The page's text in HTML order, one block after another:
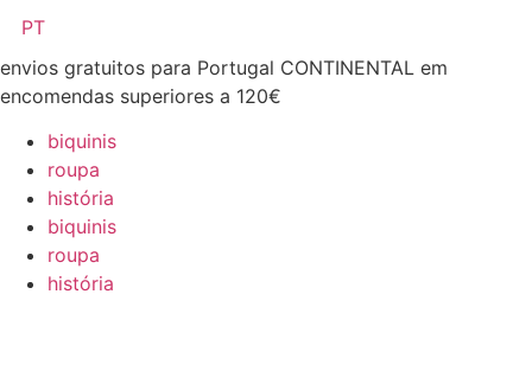
para
o
conteúdo
PT
envios gratuitos para Portugal CONTINENTAL em
encomendas superiores a 120€
biquinis
roupa
história
biquinis
roupa
história